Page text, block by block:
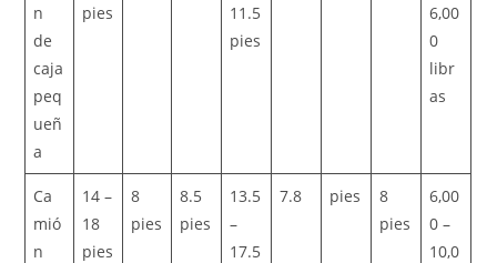
n
de
caja
peq
ueñ
a
pies
11.5
pies
6,00
0
libr
as
Ca
mió
n
14 –
18
pies
8
pies
8.5
pies
13.5
–
17.5
7.8 pies
8
pies
6,00
0 –
10,0